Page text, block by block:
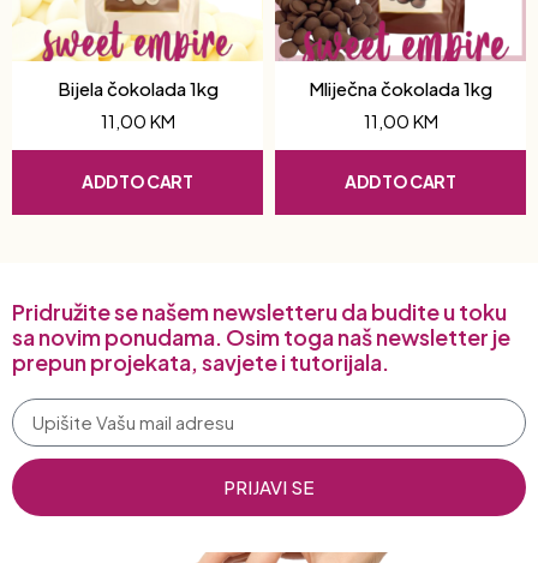
Bijela čokolada 1kg
11,00 KM
ADD TO CART
Mliječna čokolada 1kg
11,00 KM
ADD TO CART
Pridružite se našem newsletteru da budite u toku
sa novim ponudama. Osim toga naš newsletter je
prepun projekata, savjete i tutorijala.
PRIJAVI SE